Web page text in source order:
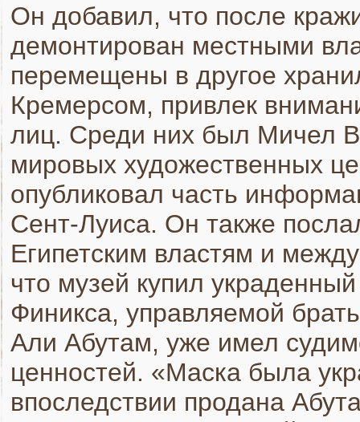
Он добавил, что после
демонтирован местными
перемещены в другое
Кремерсом, привлек
лиц. Среди них был Мичел
мировых художественных
опубликовал часть
Сент-Луиса. Он также
Египетским властям и
что музей купил
Финикса, управляемой
Али Абутам, уже имел
ценностей. «Маска была
впоследствии продана